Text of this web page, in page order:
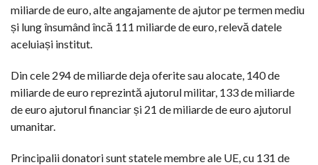
miliarde de euro, alte angajamente de ajutor pe termen mediu
și lung însumând încă 111 miliarde de euro, relevă datele
aceluiași institut.
Din cele 294 de miliarde deja oferite sau alocate, 140 de
miliarde de euro reprezintă ajutorul militar, 133 de miliarde
de euro ajutorul financiar și 21 de miliarde de euro ajutorul
umanitar.
Principalii donatori sunt statele membre ale UE, cu 131 de